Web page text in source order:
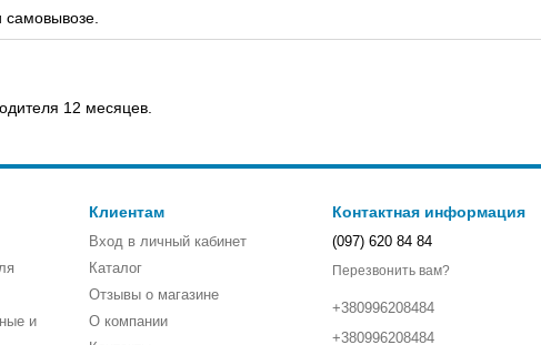
12 месяцев.
и
Клиентам
Вход в личный кабинет
Каталог
Отзывы о магазине
О компании
Контактная информация
(097) 620 84 84
Перезвонить вам?
+380996208484
+380996208484